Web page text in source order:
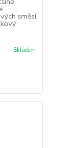
směsí,
Skladem